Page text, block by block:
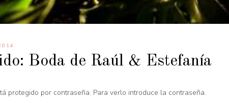
Boda de Raúl & Estefanía
protegido por contraseña. Para verlo introduce la contraseña.